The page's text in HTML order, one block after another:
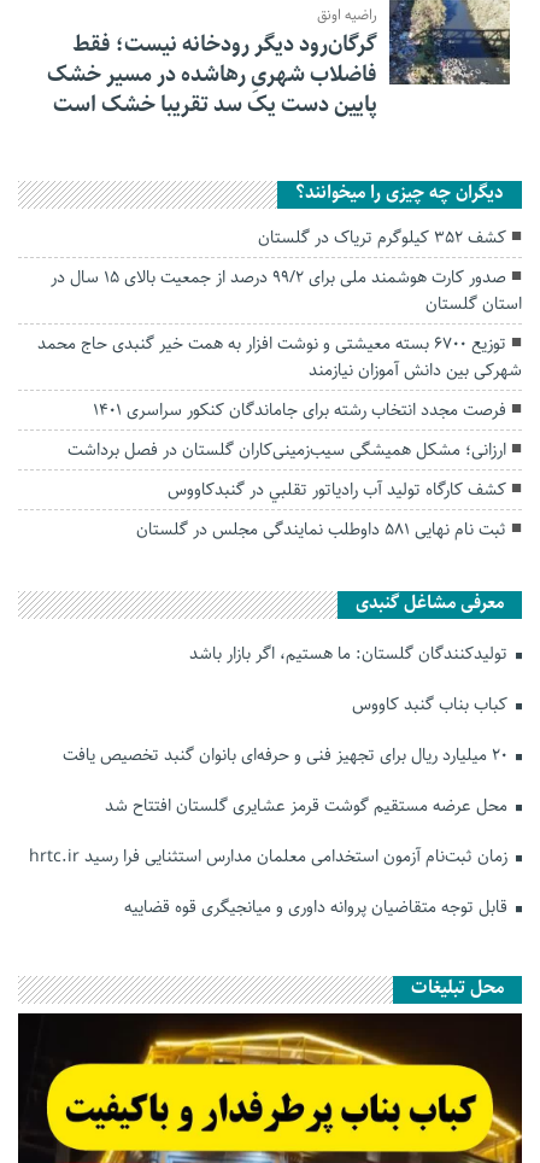
راضیه اونق
گرگان‌رود دیگر رودخانه نیست؛ فقط
فاضلاب شهریِ رهاشده در مسیر خشک
پایین دست یک سد تقریبا خشک است
دیگران چه چیزی را میخوانند؟
کشف ۳۵۲ کیلوگرم تریاک در گلستان
صدور کارت هوشمند ملی برای ۹۹/2 درصد از جمعیت بالای ۱۵ سال در
استان گلستان
توزیع ۶۷۰۰ بسته معیشتی و نوشت افزار به همت خیر گنبدی حاج محمد
شهرکی بین دانش آموزان نیازمند
فرصت مجدد انتخاب رشته برای جاماندگان کنکور سراسری ۱۴۰۱
ارزانی؛ مشکل همیشگی سیب‌زمینی‌کاران گلستان در فصل برداشت
کشف کارگاه توليد آب رادياتور تقلبي در گنبدکاووس
ثبت نام نهایی ۵۸۱ داوطلب نمایندگی مجلس در گلستان
معرفی مشاغل گنبدی
تولیدکنندگان گلستان: ما هستیم، اگر بازار باشد
کباب بناب گنبد کاووس
محل عرضه مستقیم گوشت قرمز عشایری گلستان افتتاح شد
زمان ثبت‌نام آزمون استخدامی معلمان مدارس استثنایی فرا رسید hrtc.ir
قابل توجه متقاضیان پروانه داوری و میانجیگری قوه قضاییه
محل تبلیغات